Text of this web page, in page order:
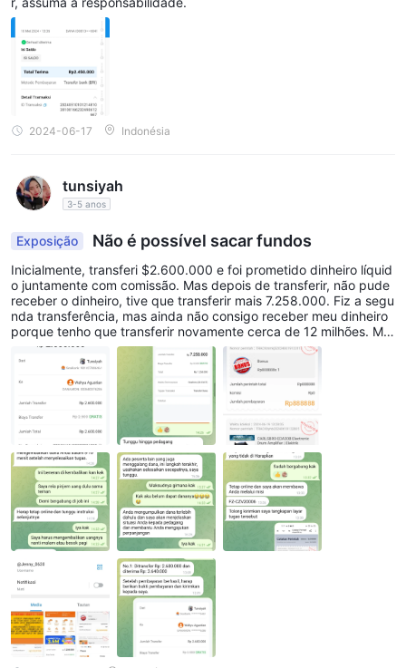
2024-06-17 Indonésia
tunsiyah
3-5 anos
Exposição Não é possível sacar fundos
Inicialmente, transferi $2.600.000 e foi prometido dinheiro líquid
o juntamente com comissão. Mas depois de transferir, não pude
receber o dinheiro, tive que transferir mais 7.258.000. Fiz a segu
nda transferência, mas ainda não consigo receber meu dinheiro
porque tenho que transferir novamente cerca de 12 milhões. Ma
s não fiz a terceira transferência porque fiquei sem dinheiro. Por
favor, me ajude a recuperar meu dinheiro, 9.858.000.